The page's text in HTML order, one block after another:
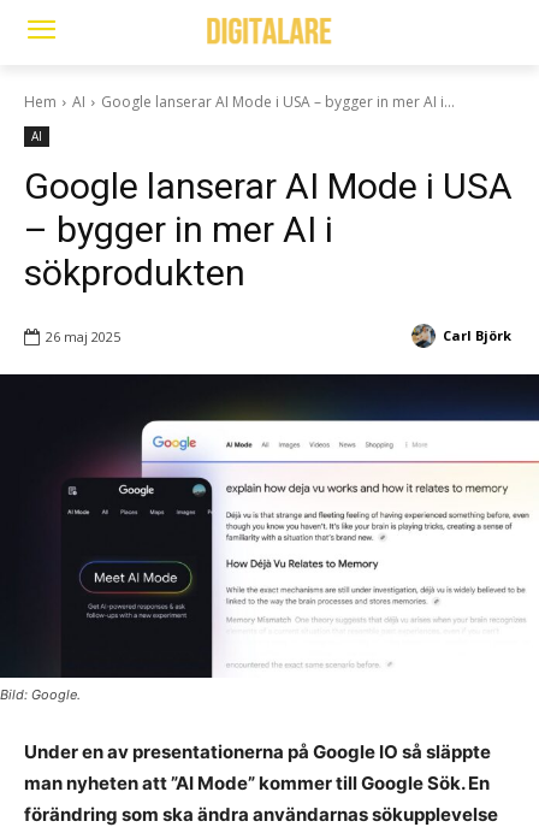
Hem AI Google lanserar AI Mode i USA – bygger in mer AI i...
AI
Google lanserar AI Mode i USA
– bygger in mer AI i
sökprodukten
Carl Björk
26 maj 2025
Bild: Google.
Under en av presentationerna på Google IO så släppte
man nyheten att ”AI Mode” kommer till Google Sök. En
förändring som ska ändra användarnas sökupplevelse